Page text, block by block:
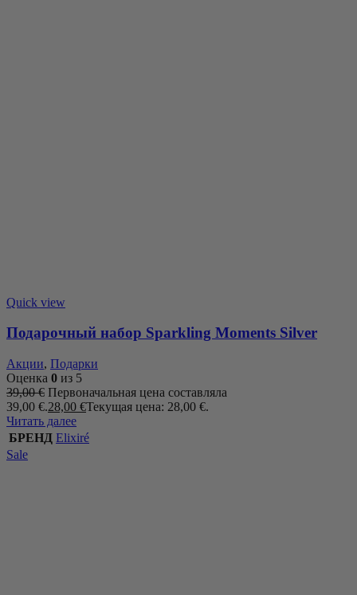
Quick view
Подарочный набор Sparkling Moments Silver
Акции, Подарки
Оценка 0 из 5
39,00€ Первоначальная цена составляла
39,00 €.28,00 €Текущая цена: 28,00 €.
Читать далее
БРЕНД Elixiré
Sale